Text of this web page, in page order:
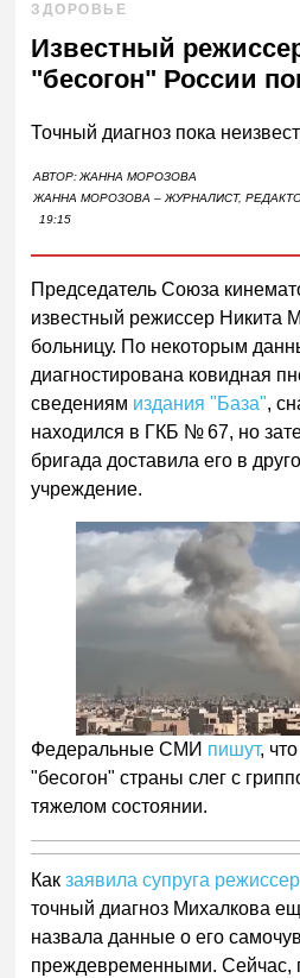
ЗДОРОВЬЕ
Известный
"бесогон" России
Точный диагноз пока
АВТОР:ЖАННА МОРОЗОВА
ЖАННА МОРОЗОВА – ЖУРНАЛИСТ,
19:15
Председатель Союза
известный режиссер Никита
больницу. По некоторым
диагностирована ковидная
сведениям издания "База",
находился в ГКБ № 67, но
бригада доставила его в
учреждение.
Федеральные СМИ пишут,
"бесогон" страны слег с
тяжелом состоянии.
Какзаявила супруга
точный диагноз Михалкова
назвала данные о его
преждевременными. Сейчас,